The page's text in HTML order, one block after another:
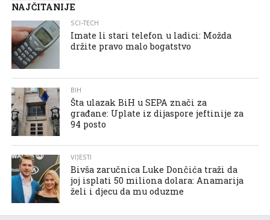
NAJČITANIJE
SCI-TECH
Imate li stari telefon u ladici: Možda
držite pravo malo bogatstvo
BIH
Šta ulazak BiH u SEPA znači za
građane: Uplate iz dijaspore jeftinije za
94 posto
VIJESTI
Bivša zaručnica Luke Dončića traži da
joj isplati 50 miliona dolara: Anamarija
želi i djecu da mu oduzme